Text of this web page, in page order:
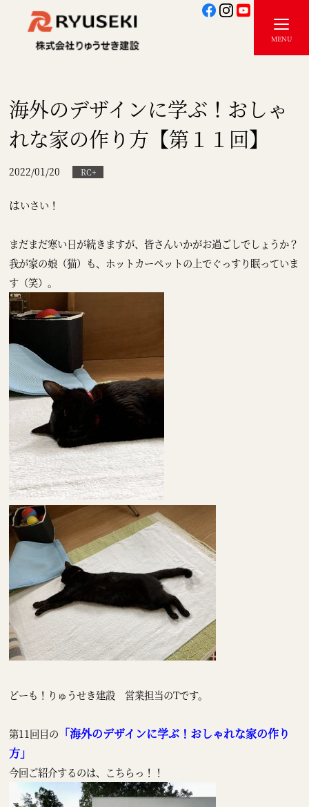
海外のデザインに学ぶ！おしゃ
れな家の作り方【第１１回】
2022/01/20 RC+
はいさい！
まだまだ寒い日が続きますが、皆さんいかがお過ごしでしょうか？
我が家の娘（猫）も、ホットカーペットの上でぐっすり眠っていま
す（笑）。
どーも！りゅうせき建設 営業担当のTです。
第11回目の 「海外のデザインに学ぶ！おしゃれな家の作り
方」
今回ご紹介するのは、こちらっ！！